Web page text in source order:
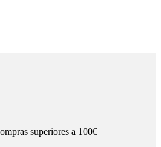
superiores a 100€